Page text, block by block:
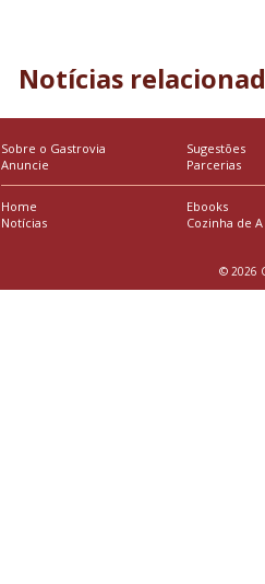
Notícias
Sobre o Gastrovia
Anuncie
Sugestões
Parcerias
Home
Notícias
Ebooks
Cozinha de A
© 2026